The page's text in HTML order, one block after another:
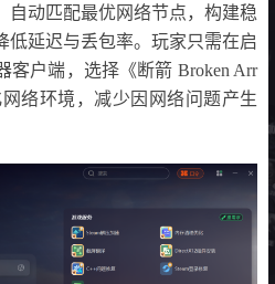
自动匹配最优网络节点，构建稳
低延迟与丢包率。玩家只需在启
客户端，选择《断箭 Broken Arr
络环境，减少因网络问题产生